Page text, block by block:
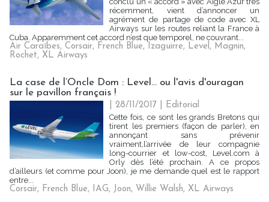
récemment, vient d’annoncer un
agrément de partage de code avec XL
Airways sur les routes reliant la France à
Cuba. Apparemment cet accord n’est que temporel, ne couvrant...
Air Caraïbes, Corsair, French Blue, Izaguirre, Level, Magnin,
Rochet, XL Airways
La case de l’Oncle Dom : Level... ou l'avis d'ouragan
sur le pavillon français !
| 28/11/2017
Editorial
Cette fois, ce sont les grands Bretons qui
tirent les premiers (façon de parler), en
annonçant sans prévenir
vraiment,l’arrivée de leur compagnie
long-courrier et low-cost, Level.com à
Orly dès l’été prochain. A ce propos
d’ailleurs (et comme pour Joon), je me demande quel est le rapport
entre...
Corsair, French Blue, IAG, Joon, Willie Walsh, XL Airways